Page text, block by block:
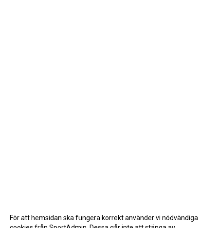
För att hemsidan ska fungera korrekt använder vi nödvändiga